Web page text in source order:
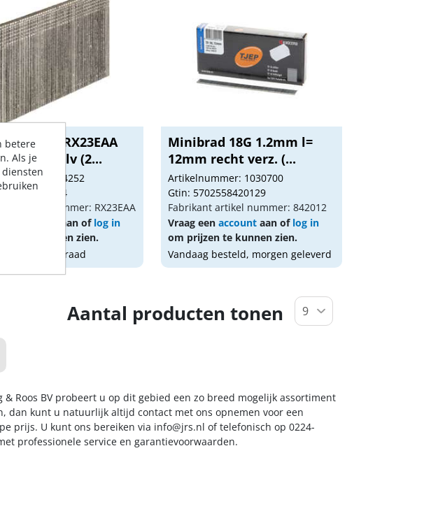
RX-brad RX23EAA
gegalv (2...
1034252
artikel nummer: RX23EAA
aan of log in
te kunnen zien.
niet op voorraad
Minibrad 18G 1.2mm l=
12mm recht verz. (...
Artikelnummer: 1030700
Gtin: 5702558420129
Fabrikant artikel nummer: 842012
Vraag eenaccount aan of log in
om prijzen te kunnen zien.
Vandaag besteld, morgen geleverd
Aantal producten tonen
Roos BV probeert u op dit gebied een zo breed mogelijk assortiment
dan kunt u natuurlijk altijd contact met ons opnemen voor een
prijs. U kunt ons bereiken via info@jrs.nl of telefonisch op 0224-
professionele service en garantievoorwaarden.
betere
Als je